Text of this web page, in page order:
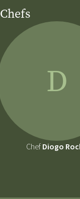
Chefs
D
ChefDiogo